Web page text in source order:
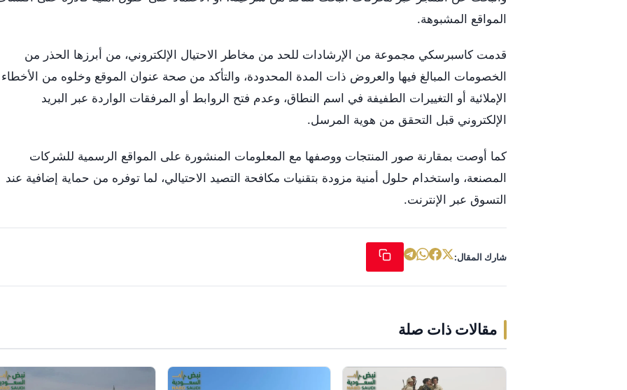
المواقع المشبوهة.
قدمت كاسبرسكي مجموعة من الإرشادات للحد من مخاطر الاحتيال الإلكتروني، من أبرزها الحذر من
الخصومات المبالغ فيها والعروض ذات المدة المحدودة، والتأكد من صحة عنوان الموقع وخلوه من الأخطاء
الإملائية أو التغييرات الطفيفة في اسم النطاق، وعدم فتح الروابط أو المرفقات الواردة عبر البريد
الإلكتروني قبل التحقق من هوية المرسل.
كما أوصت بمقارنة صور المنتجات ووصفها مع المعلومات المنشورة على المواقع الرسمية للشركات
المصنعة، واستخدام حلول أمنية مزودة بتقنيات مكافحة التصيد الاحتيالي، لما توفره من حماية إضافية عند
التسوق عبر الإنترنت.
شارك المقال:
مقالات ذات صلة